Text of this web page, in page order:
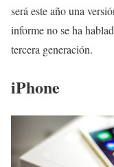
será este año una
informe no se ha
tercera generación.
iPhone